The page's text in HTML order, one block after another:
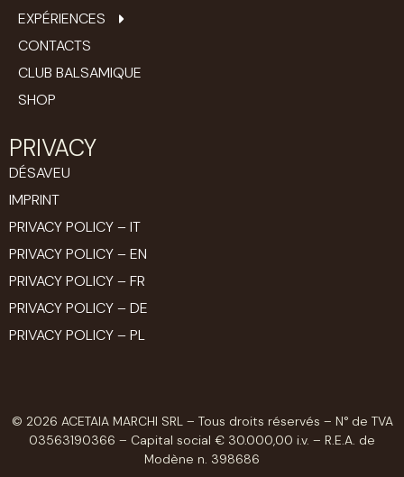
EXPÉRIENCES
CONTACTS
CLUB BALSAMIQUE
SHOP
PRIVACY
DÉSAVEU
IMPRINT
PRIVACY POLICY – IT
PRIVACY POLICY – EN
PRIVACY POLICY – FR
PRIVACY POLICY – DE
PRIVACY POLICY – PL
© 2026 ACETAIA MARCHI SRL – Tous droits réservés – N° de TVA
03563190366 – Capital social € 30.000,00 i.v. – R.E.A. de
Modène n. 398686